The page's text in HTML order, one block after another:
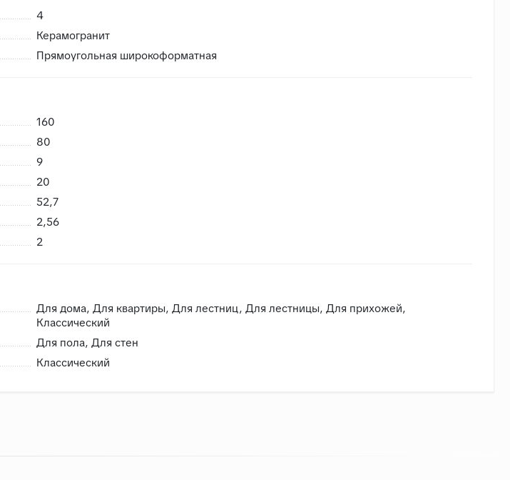
4
Керамогранит
Прямоугольная широкоформатная
160
80
9
20
52,7
2,56
2
Для дома, Для квартиры, Для лестниц, Для лестницы, Для прихожей,
Классический
Для пола, Для стен
Классический
каких либо повреждений при транспортировки
не смерзаются